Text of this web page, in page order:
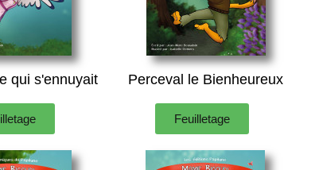
qui s'ennuyait
Perceval le Bienheureux
Feuilletage